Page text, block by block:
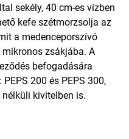
sekély, 40 cm-es vízben
kefe szétmorzsolja az
a medenceporszívó
zsákjába. A
befogadására
200 és PEPS 300,
kivitelben is.